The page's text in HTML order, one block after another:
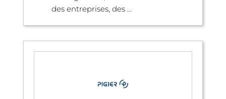
des entreprises, des ...